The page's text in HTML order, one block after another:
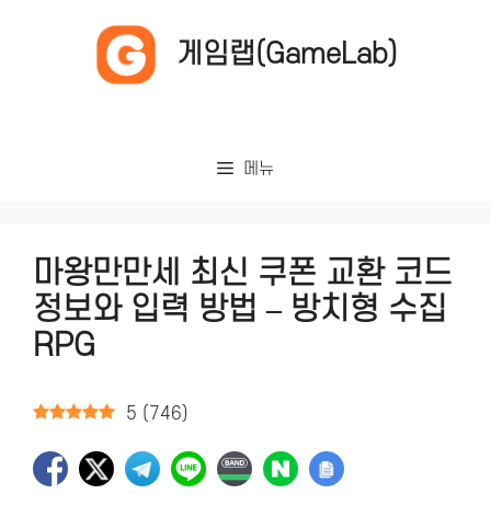
게임랩(GameLab)
메뉴
마왕만만세 최신 쿠폰 교환 코드
정보와 입력 방법 – 방치형 수집
RPG
5 ( 746)